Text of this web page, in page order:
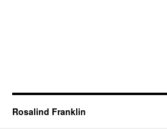
Rosalind Franklin